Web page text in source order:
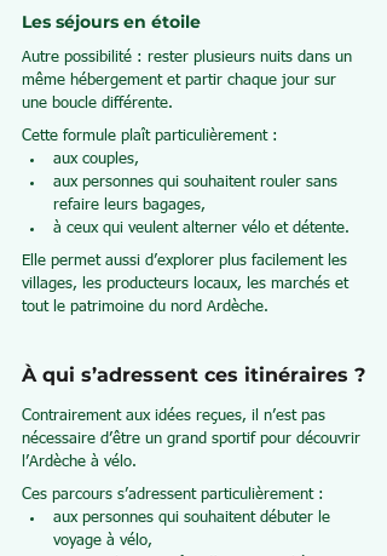
Les séjours en étoile
Autre possibilité : rester plusieurs nuits dans un
même hébergement et partir chaque jour sur
une boucle différente.
Cette formule plaît particulièrement :
aux couples,
aux personnes qui souhaitent rouler sans
refaire leurs bagages,
à ceux qui veulent alterner vélo et détente.
Elle permet aussi d’explorer plus facilement les
villages, les producteurs locaux, les marchés et
tout le patrimoine du nord Ardèche.
À qui s’adressent ces itinéraires ?
Contrairement aux idées reçues, il n’est pas
nécessaire d’être un grand sportif pour découvrir
l’Ardèche à vélo.
Ces parcours s’adressent particulièrement :
aux personnes qui souhaitent débuter le
voyage à vélo,